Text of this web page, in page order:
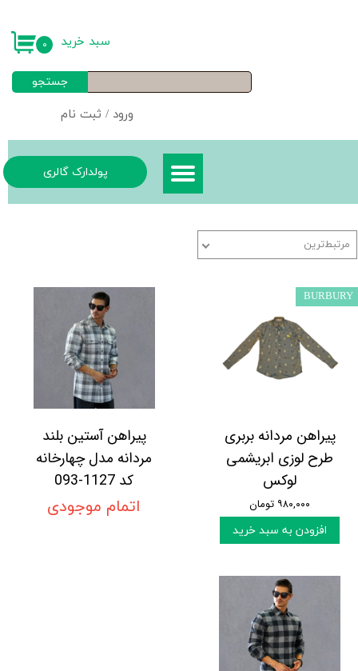
ورود / ثبت نام
خروج از حساب کاربری
جستجو
۰ سبد خرید
پولدارک گالری
مرتبط‌ترین
پیراهن مردانه بربری
طرح لوزی ابریشمی
لوکس
۹۸۰,۰۰۰ تومان
افزودن به سبد خرید
BURBURY
پیراهن آستین بلند
مردانه مدل چهارخانه
کد 1127-093
اتمام موجودی